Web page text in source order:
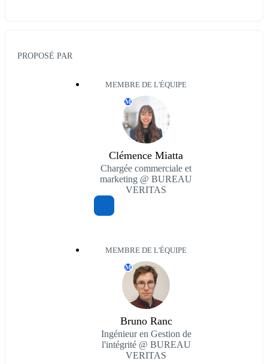
PROPOSÉ PAR
MEMBRE DE L'ÉQUIPE
M
Clémence Miatta
Chargée commerciale et
marketing @ BUREAU
VERITAS
MEMBRE DE L'ÉQUIPE
M
Bruno Ranc
Ingénieur en Gestion de
l'intégrité @ BUREAU
VERITAS